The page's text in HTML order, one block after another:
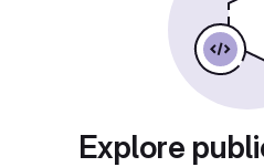
Explore